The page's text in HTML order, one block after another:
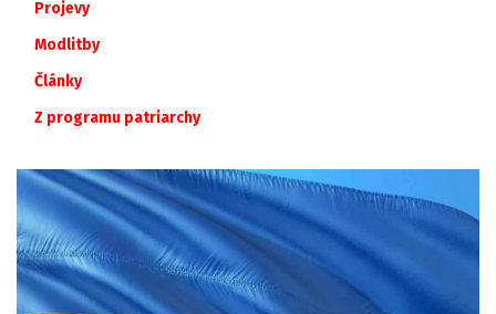
Projevy
Modlitby
Články
Z programu patriarchy